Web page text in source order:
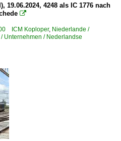
SGMm Sprinter, Railhopper
3·
Lighttrain·
Stream MS· 3101-3149
Stream· 3201-3230
Stream MS· 3350ff.
19.06.2024, 4248 als IC 1776 nach

ICM Koploper, Niederlande /
Unternehmen / Nederlandse